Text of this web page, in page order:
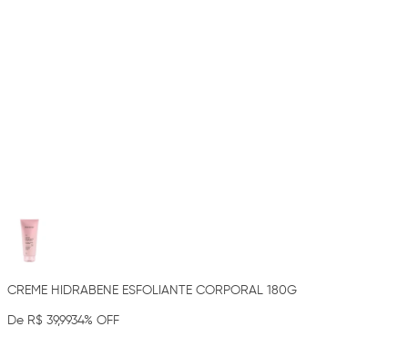
CREME HIDRABENE ESFOLIANTE CORPORAL 180G
De R$ 39,9934% OFF